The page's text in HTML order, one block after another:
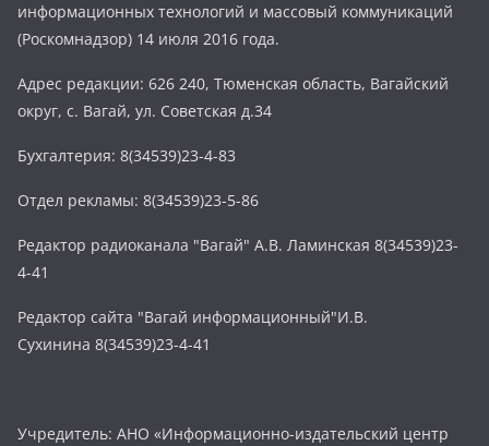
информационных технологий и массовый коммуникаций
(Роскомнадзор) 14 июля 2016 года.
Адрес редакции: 626 240, Тюменская область, Вагайский
округ, с. Вагай, ул. Советская д.34
Бухгалтерия: 8(34539)23-4-83
Отдел рекламы: 8(34539)23-5-86
Редактор радиоканала "Вагай" А.В. Ламинская 8(34539)23-
4-41
Редактор сайта "Вагай информационный"И.В.
Сухинина 8(34539)23-4-41
Учредитель: АНО «Информационно-издательский центр